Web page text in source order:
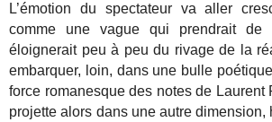
L’émotion du spectateur va aller
comme une vague qui prendrait de
éloignerait peu à peu du rivage de la
embarquer, loin, dans une bulle
force romanesque des notes de Laurent
projette alors dans une autre dimension,